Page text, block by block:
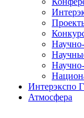
Научно-
Научно-
Интерэкспо
Атмосфера